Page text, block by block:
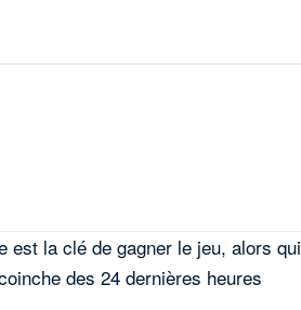
est la clé de gagner le jeu, alors qui
des 24 dernières heures